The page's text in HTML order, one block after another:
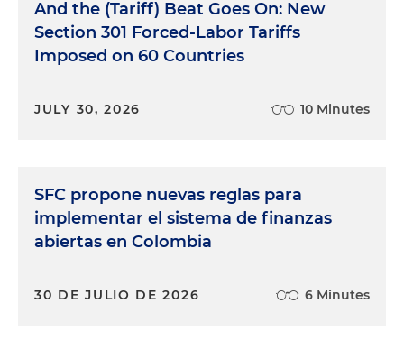
And the (Tariff) Beat Goes On: New
Section 301 Forced-Labor Tariffs
Imposed on 60 Countries
JULY 30, 2026 10 Minutes
SFC propone nuevas reglas para
implementar el sistema de finanzas
abiertas en Colombia
30 DE JULIO DE 2026 6 Minutes